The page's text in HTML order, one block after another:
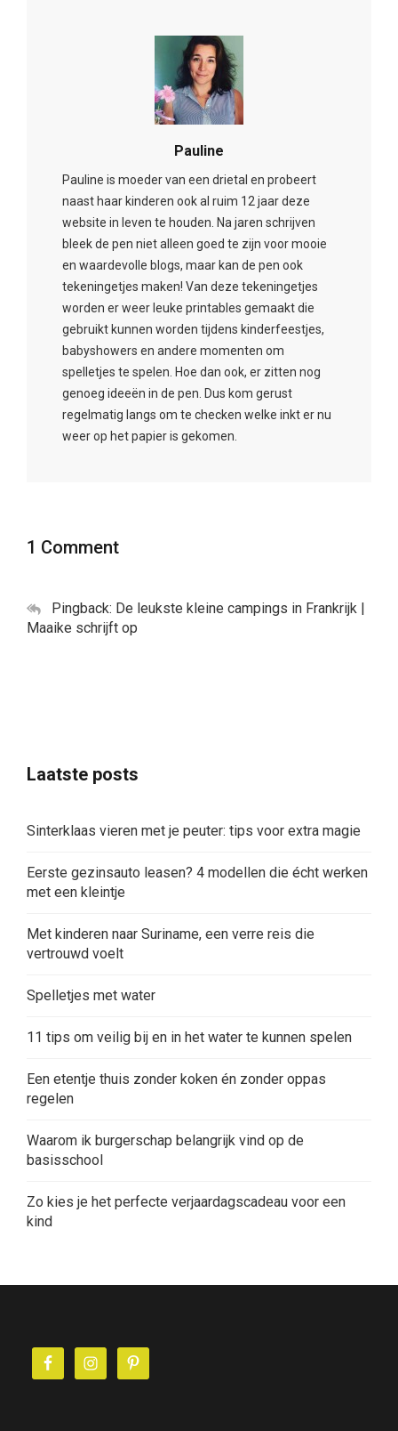
Pauline
Pauline is moeder van een drietal en probeert
naast haar kinderen ook al ruim 12 jaar deze
website in leven te houden. Na jaren schrijven
bleek de pen niet alleen goed te zijn voor mooie
en waardevolle blogs, maar kan de pen ook
tekeningetjes maken! Van deze tekeningetjes
worden er weer leuke printables gemaakt die
gebruikt kunnen worden tijdens kinderfeestjes,
babyshowers en andere momenten om
spelletjes te spelen. Hoe dan ook, er zitten nog
genoeg ideeën in de pen. Dus kom gerust
regelmatig langs om te checken welke inkt er nu
weer op het papier is gekomen.
1 Comment
Pingback: De leukste kleine campings in Frankrijk |
Maaike schrijft op
Laatste posts
Sinterklaas vieren met je peuter: tips voor extra magie
Eerste gezinsauto leasen? 4 modellen die écht werken
met een kleintje
Met kinderen naar Suriname, een verre reis die
vertrouwd voelt
Spelletjes met water
11 tips om veilig bij en in het water te kunnen spelen
Een etentje thuis zonder koken én zonder oppas
regelen
Waarom ik burgerschap belangrijk vind op de
basisschool
Zo kies je het perfecte verjaardagscadeau voor een
kind